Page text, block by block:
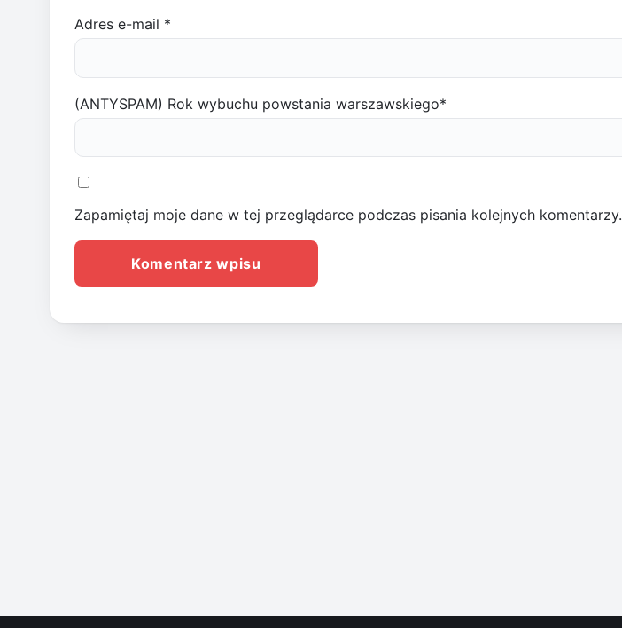
Adres e-mail *
(ANTYSPAM) Rok wybuchu powstania warszawskiego*
Zapamiętaj moje dane w tej przeglądarce podczas pisania kolejnych komentarzy.